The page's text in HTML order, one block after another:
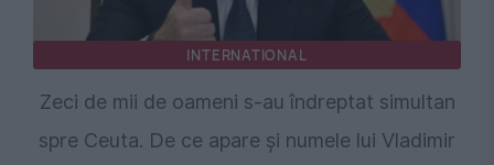
INTERNATIONAL
Zeci de mii de oameni s-au îndreptat simultan
spre Ceuta. De ce apare și numele lui Vladimir